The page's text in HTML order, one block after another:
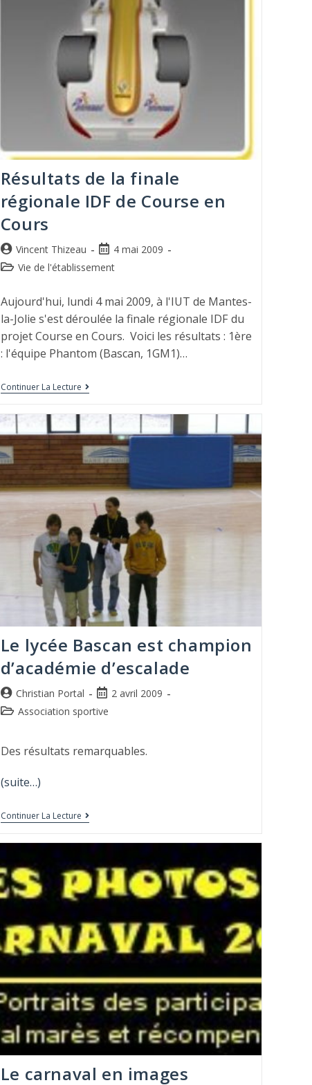
Résultats de la finale
régionale IDF de Course en
Cours
Vincent Thizeau
4 mai 2009
Vie de l'établissement
Aujourd'hui, lundi 4 mai 2009, à l'IUT de Mantes-
la-Jolie s'est déroulée la finale régionale IDF du
projet Course en Cours. Voici les résultats : 1ère
: l'équipe Phantom (Bascan, 1GM1)…
Continuer La Lecture
Le lycée Bascan est champion
d’académie d’escalade
Christian Portal
2 avril 2009
Association sportive
Des résultats remarquables.
(suite…)
Continuer La Lecture
Le carnaval en images